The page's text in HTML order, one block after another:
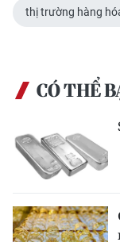
thị trường hàng
CÓ THỂ